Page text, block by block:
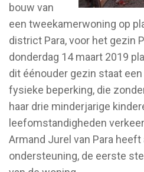
bouw van
een tweekamerwoning op
district Para, voor het gezin
donderdag 14 maart 2019
dit éénouder gezin staat
fysieke beperking, die
haar drie minderjarige
leefomstandigheden
Armand Jurel van Para heeft
ondersteuning, de eerste